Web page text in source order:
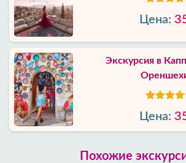
Цена:
Экскурсия в
Цена:
Похожие